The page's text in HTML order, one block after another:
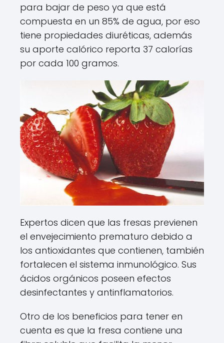
para bajar de peso ya que está
compuesta en un 85% de agua, por eso
tiene propiedades diuréticas, además
su aporte calórico reporta 37 calorías
por cada 100 gramos.
Expertos dicen que las fresas previenen
el envejecimiento prematuro debido a
los antioxidantes que contienen, también
fortalecen el sistema inmunológico. Sus
ácidos orgánicos poseen efectos
desinfectantes y antinflamatorios.
Otro de los beneficios para tener en
cuenta es que la fresa contiene una